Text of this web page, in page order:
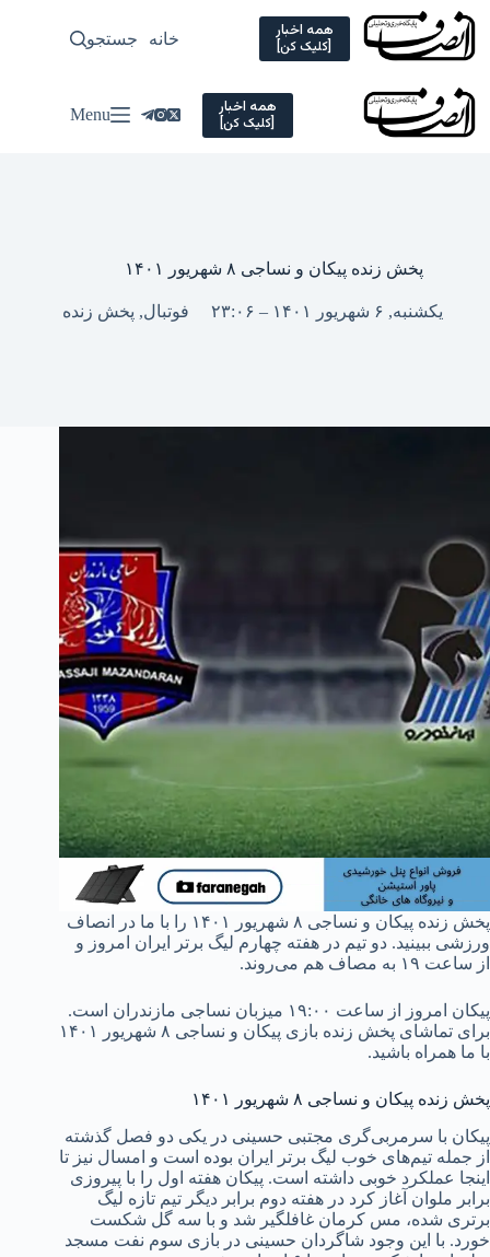
Skip
content
همه اخبار
[کلیک کن] خانه سیاسی
جستجو
همه اخبار
[کلیک کن] Menu
پخش زنده پیکان و نساجی ۸ شهریور ۱۴۰۱
یکشنبه, ۶ شهریور ۱۴۰۱ – ۲۳:۰۶ فوتبال, پخش زنده
پخش زنده پیکان و نساجی ۸ شهریور ۱۴۰۱ را با ما در انصاف
ورزشی ببینید. دو تیم در هفته چهارم لیگ برتر ایران امروز و
از ساعت ۱۹ به مصاف هم می‌روند.
پیکان امروز از ساعت ۱۹:۰۰ میزبان نساجی مازندران است.
برای تماشای پخش زنده بازی پیکان و نساجی ۸ شهریور ۱۴۰۱
با ما همراه باشید.
پخش زنده پیکان و نساجی ۸ شهریور ۱۴۰۱
پیکان با سرمربی‌گری مجتبی حسینی در یکی دو فصل گذشته
از جمله تیم‌های خوب لیگ برتر ایران بوده است و امسال نیز تا
اینجا عملکرد خوبی داشته است. پیکان هفته اول را با پیروزی
برابر ملوان آغاز کرد در هفته دوم برابر دیگر تیم تازه لیگ
برتری شده، مس کرمان غافلگیر شد و با سه گل شکست
خورد. با این وجود شاگردان حسینی در بازی سوم نفت مسجد